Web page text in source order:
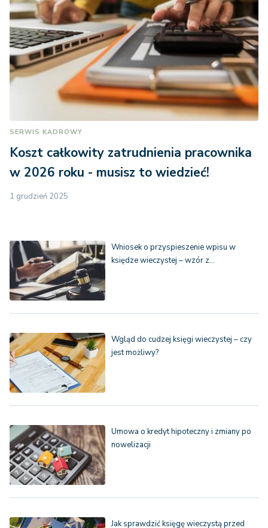
SERWIS KADROWY
Koszt całkowity zatrudnienia pracownika
w 2026 roku - musisz to wiedzieć!
1 grudzień 2025
Wniosek o przyspieszenie wpisu w
księdze wieczystej – wzór z…
Wgląd do cudzej księgi wieczystej – czy
jest możliwy?
Umowa o kredyt hipoteczny i zmiany po
nowelizacji
Jak sprawdzić księgę wieczystą przed